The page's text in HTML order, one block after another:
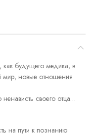
как будущего медика, в
мир, новые отношения
своего отца…
на пути к познанию